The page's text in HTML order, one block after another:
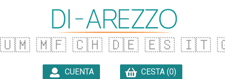
🇺🇲 🇲🇫 🇨🇭 🇩🇪 🇪🇸 🇮🇹
CUENTA CESTA (0)